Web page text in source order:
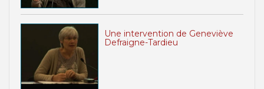
Une intervention de Geneviève
Defraigne-Tardieu